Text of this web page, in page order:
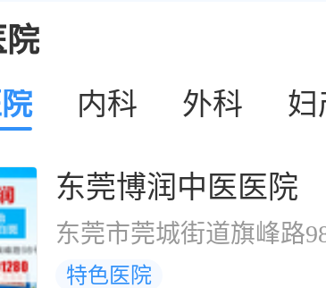
院
内科 外科 妇
东莞博润中医医院
东莞市莞城街道旗峰路
特色医院